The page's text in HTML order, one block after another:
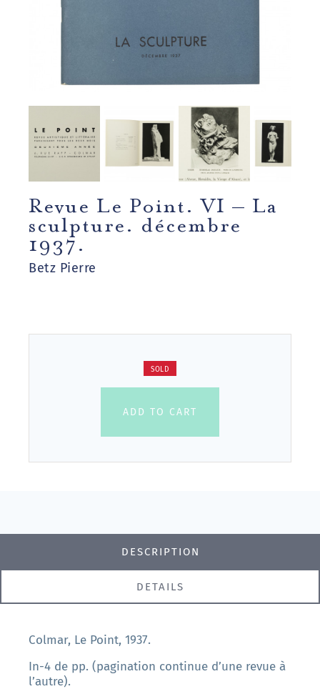
Revue Le Point. VI – La
sculpture. décembre
1937.
Betz Pierre
SOLD
ADD TO CART
DESCRIPTION
DETAILS
Colmar, Le Point, 1937.
In-4 de pp. (pagination continue d’une revue à
l’autre).